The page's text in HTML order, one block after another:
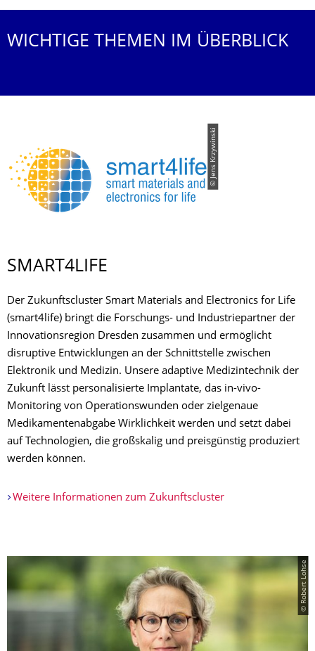
WICHTIGE THEMEN IM ÜBERBLICK
© Jens Krzywinski
SMART4LIFE
Der Zukunftscluster Smart Materials and Electronics for Life
(smart4life) bringt die Forschungs- und Industriepartner der
Innovationsregion Dresden zusammen und ermöglicht
disruptive Entwicklungen an der Schnittstelle zwischen
Elektronik und Medizin. Unsere adaptive Medizintechnik der
Zukunft lässt personalisierte Implantate, das in-vivo-
Monitoring von Operationswunden oder zielgenaue
Medikamentenabgabe Wirklichkeit werden und setzt dabei
auf Technologien, die großskalig und preisgünstig produziert
werden können.
Weitere Informationen zum Zukunftscluster
© Robert Lohse